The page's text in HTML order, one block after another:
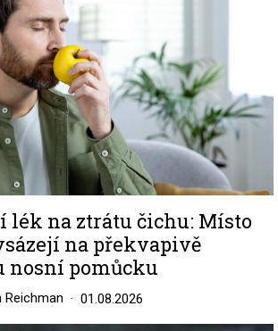
lék na ztrátu čichu: Místo
na překvapivě
nosní pomůcku
Reichman 01.08.2026